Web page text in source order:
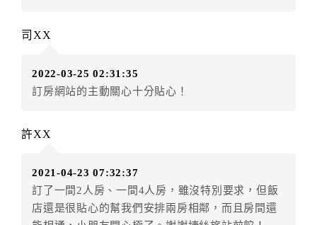
額3個月
．訂房者使用「保留住宿金額」時，請注意！為避免飯
店客滿，敬請及早計畫，如逾時未提出申辦，視同無條
．每筆訂單異動限定乙次，限原訂飯店，異動完成後不
訂房者應補足差額。 限原訂飯店
．訂單異動後，訂單費用總計小於原訂單費用總計時，
訂房者不得要求退其差額。限原訂飯店
司XX
2022-03-25 02:31:35
訂房網站的主動關心十分貼心！
許XX
2021-04-23 07:32:37
訂了一間2人房、一間4人房，雖沒特別要求，但飯
店還是很貼心的幫我們安排兩房相鄰，而且房間還